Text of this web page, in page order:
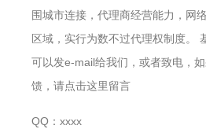
围城市连接，代理商经营能力，网
区域，实行为数不过代理权制度。
可以发e-mail给我们，或者致电，
馈，请点击这里留言
QQ：xxxx